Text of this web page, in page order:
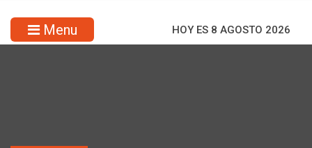
Menu HOY ES 8 AGOSTO 2026